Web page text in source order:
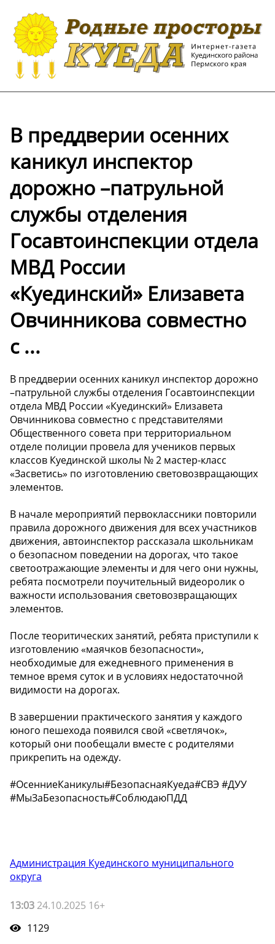
В преддверии осенних
каникул инспектор
дорожно –патрульной
службы отделения
Госавтоинспекции отдела
МВД России
«Куединский» Елизавета
Овчинникова совместно
с ...
В преддверии осенних каникул инспектор дорожно
–патрульной службы отделения Госавтоинспекции
отдела МВД России «Куединский» Елизавета
Овчинникова совместно с представителями
Общественного совета при территориальном
отделе полиции провела для учеников первых
классов Куединской школы № 2 мастер-класс
«Засветись» по изготовлению световозвращающих
элементов.
В начале мероприятий первоклассники повторили
правила дорожного движения для всех участников
движения, автоинспектор рассказала школьникам
о безопасном поведении на дорогах, что такое
светоотражающие элементы и для чего они нужны,
ребята посмотрели поучительный видеоролик о
важности использования световозвращающих
элементов.
После теоритических занятий, ребята приступили к
изготовлению «маячков безопасности»,
необходимые для ежедневного применения в
темное время суток и в условиях недостаточной
видимости на дорогах.
В завершении практического занятия у каждого
юного пешехода появился свой «светлячок»,
который они пообещали вместе с родителями
прикрепить на одежду.
#ОсенниеКаникулы#БезопаснаяКуеда#СВЭ #ДУУ
#МыЗаБезопасность#СоблюдаюПДД
Администрация Куединского муниципального
округа
13:03 24.10.2025 16+
1129